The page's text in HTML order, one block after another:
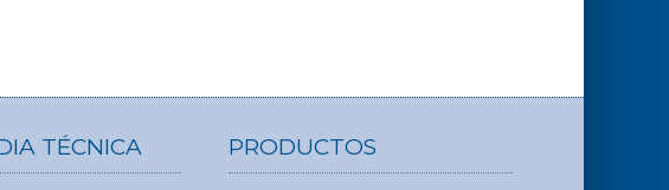
TÉCNICA PRODUCTOS